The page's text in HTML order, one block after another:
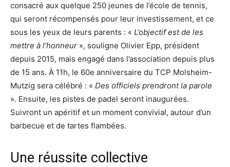
consacré aux quelque 250 jeunes de l’école de tennis,
qui seront récompensés pour leur investissement, et ce
sous les yeux de leurs parents : « L’objectif est de les
mettre à l’honneur », souligne Olivier Epp, président
depuis 2015, mais engagé dans l’association depuis plus
de 15 ans. À 11h, le 60e anniversaire du TCP Molsheim-
Mutzig sera célébré : « Des officiels prendront la parole
». Ensuite, les pistes de padel seront inaugurées.
Suivront un apéritif et un moment convivial, autour d’un
barbecue et de tartes flambées.
Une réussite collective